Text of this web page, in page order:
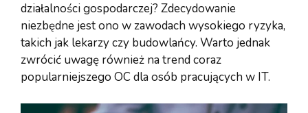
działalności gospodarczej? Zdecydowanie
niezbędne jest ono w zawodach wysokiego ryzyka,
takich jak lekarzy czy budowlańcy. Warto jednak
zwrócić uwagę również na trend coraz
popularniejszego OC dla osób pracujących w IT.